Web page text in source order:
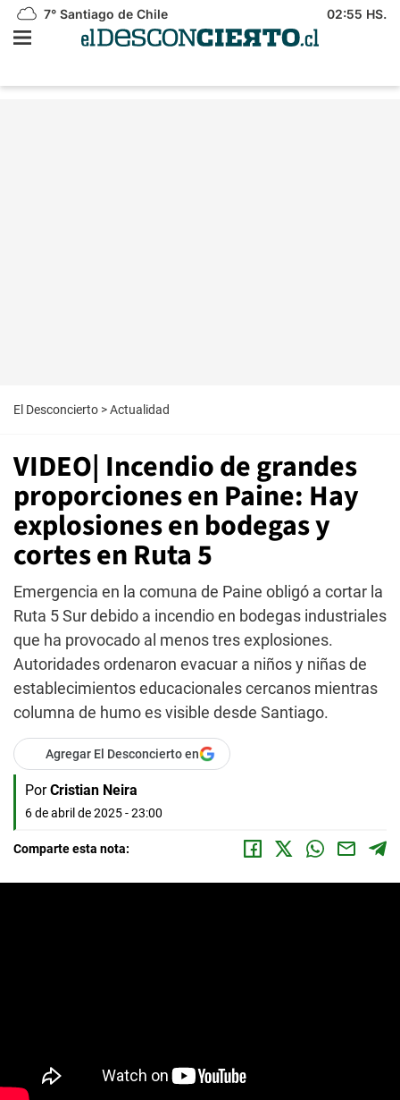
7° Santiago de Chile 02:55 HS.
El Desconcierto >Actualidad
VIDEO| Incendio de grandes
proporciones en Paine: Hay
explosiones en bodegas y
cortes en Ruta 5
Emergencia en la comuna de Paine obligó a cortar la
Ruta 5 Sur debido a incendio en bodegas industriales
que ha provocado al menos tres explosiones.
Autoridades ordenaron evacuar a niños y niñas de
establecimientos educacionales cercanos mientras
columna de humo es visible desde Santiago.
Agregar El Desconcierto en
Por Cristian Neira
6 de abril de 2025 - 23:00
Comparte esta nota: